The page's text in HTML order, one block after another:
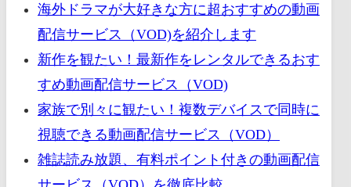
海外ドラマが大好きな方に超おすすめの動画
配信サービス（VOD)を紹介します
新作を観たい！最新作をレンタルできるおす
すめ動画配信サービス（VOD)
家族で別々に観たい！複数デバイスで同時に
視聴できる動画配信サービス（VOD）
雑誌読み放題、有料ポイント付きの動画配信